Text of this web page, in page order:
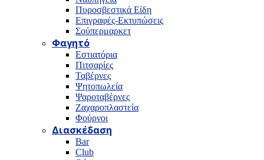
Πυροσβεστικά Είδη
Επιγραφές-Εκτυπώσεις
Σούπερμαρκετ
Φαγητό
Εστιατόρια
Πιτσαρίες
Ταβέρνες
Ψητοπωλεία
Ψαροταβέρνες
Ζαχαροπλαστεία
Φούρνοι
Διασκέδαση
Bar
Club